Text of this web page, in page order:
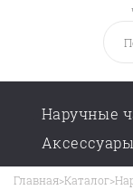
Наручные
Аксессуары
Главная>Каталог>